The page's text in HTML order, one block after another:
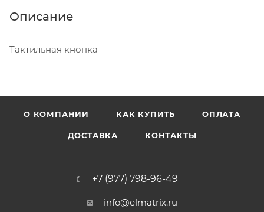
Описание
Тактильная кнопка
О КОМПАНИИ КАК КУПИТЬ ОПЛАТА
ДОСТАВКА КОНТАКТЫ
+7 (977) 798-96-49
info@elmatrix.ru